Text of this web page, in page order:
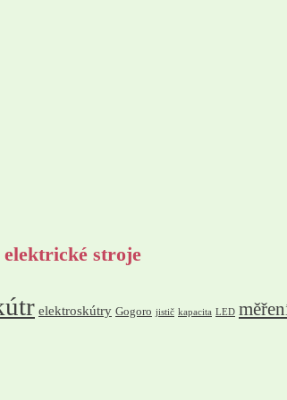
stroje
elektroskútry Gogoro jistič kapacita LED